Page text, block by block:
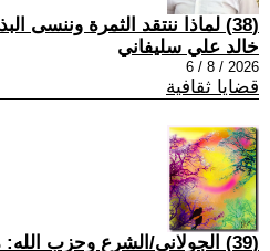
(38) لماذا ننتقد الثمرة وننسى البذرة؟
خالد علي سليفاني
2026 / 8 / 6
قضايا ثقافية
(39) الجولاني/الشرع وحزب الله: ما الذي تغيّر..؟!